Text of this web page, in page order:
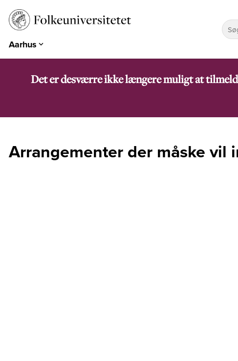
Aarhus
Aarhus
Emdrup
Herning
PARK
EUROPA 360°
Det er desværre ikke længere muligt at
Arrangementer der måske vil